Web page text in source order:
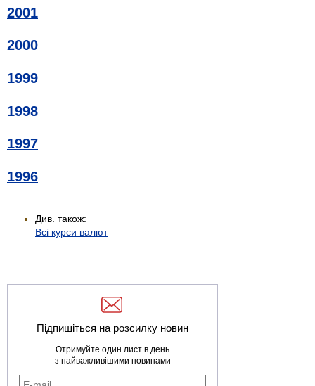
2001
2000
1999
1998
1997
1996
Див. також:
Всі курси валют
Підпишіться на розсилку новин
Отримуйте один лист в день
з найважливішими новинами